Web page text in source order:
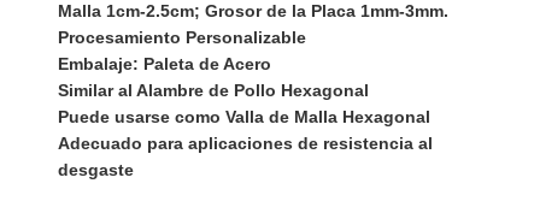
Deja un mensaje
¡Te llamaremos pronto!
Malla 1cm-2.5cm; Grosor de la Placa 1mm-3mm.
Procesamiento Personalizable
Embalaje: Paleta de Acero
Similar al Alambre de Pollo Hexagonal
Puede usarse como Valla de Malla Hexagonal
Adecuado para aplicaciones de resistencia al
desgaste